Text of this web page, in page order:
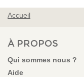
VOUS ÊTES ICI
Accueil
À PROPOS
Qui sommes nous ?
Aide